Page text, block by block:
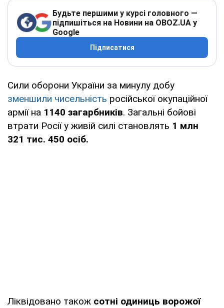
Будьте першими у курсі головного —
підпишіться на Новини на OBOZ.UA у
Google
Підписатися
Сили оборони України за минулу добу
зменшили чисельність російської окупаційної
армії на 1140 загарбників. Загальні бойові
втрати Росії у живій силі становлять 1 млн
321 тис. 450 осіб.
Ліквідовано також сотні одиниць ворожої